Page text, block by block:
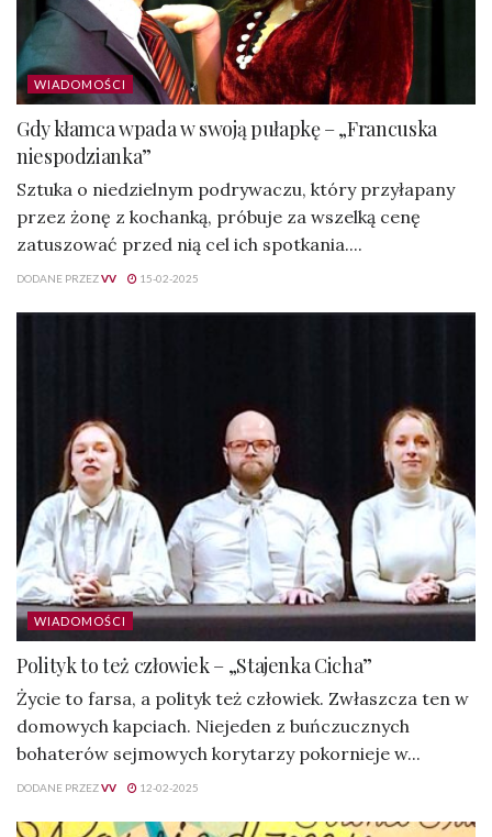
WIADOMOŚCI
Gdy kłamca wpada w swoją pułapkę – „Francuska
niespodzianka”
Sztuka o niedzielnym podrywaczu, który przyłapany
przez żonę z kochanką, próbuje za wszelką cenę
zatuszować przed nią cel ich spotkania....
DODANE PRZEZVV 15-02-2025
WIADOMOŚCI
Polityk to też człowiek – „Stajenka Cicha”
Życie to farsa, a polityk też człowiek. Zwłaszcza ten w
domowych kapciach. Niejeden z buńczucznych
bohaterów sejmowych korytarzy pokornieje w...
DODANE PRZEZVV 12-02-2025